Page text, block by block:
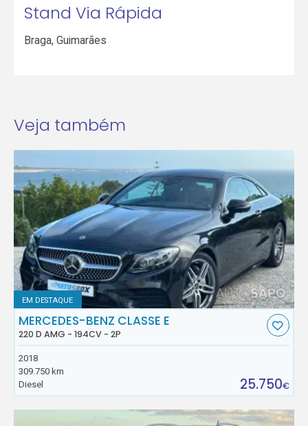
Stand Via Rápida
Braga,Guimarães
Veja também
EM DESTAQUE
MERCEDES-BENZ CLASSE E
220 D AMG - 194CV - 2P
2018
309.750 km
Diesel
25.750€